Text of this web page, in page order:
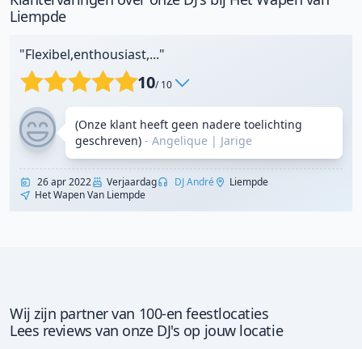
Liempde
"Flexibel,enthousiast,..."
10/ 10
(Onze klant heeft geen nadere toelichting
geschreven) - Angelique | Jarige
26 apr 2022 Verjaardag DJ André
Liempde
Het Wapen Van Liempde
Wij zijn partner van 100-en feestlocaties
Lees reviews van onze DJ's op jouw locatie